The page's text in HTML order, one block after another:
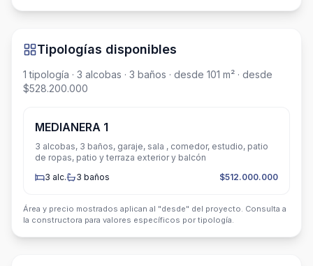
Tipologías disponibles
1 tipología · 3 alcobas · 3 baños · desde 101 m² · desde
$528.200.000
MEDIANERA 1
3 alcobas, 3 baños, garaje, sala , comedor, estudio, patio
de ropas, patio y terraza exterior y balcón
3 alc. 3 baños $512.000.000
Área y precio mostrados aplican al "desde" del proyecto. Consulta a
la constructora para valores específicos por tipología.